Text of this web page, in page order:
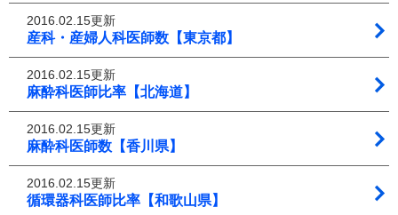
2016.02.15更新
産科・産婦人科医師数【東京都】
2016.02.15更新
麻酔科医師比率【北海道】
2016.02.15更新
麻酔科医師数【香川県】
2016.02.15更新
循環器科医師比率【和歌山県】